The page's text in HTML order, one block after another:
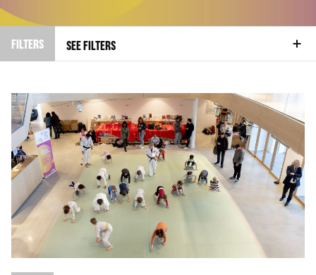
FILTERS SEE FILTERS